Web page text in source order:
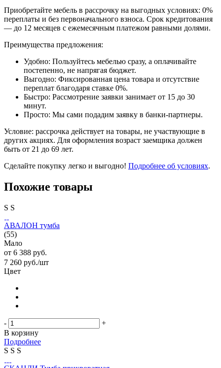
Приобретайте мебель в рассрочку на выгодных условиях: 0%
переплаты и без первоначального взноса. Срок кредитования
— до 12 месяцев с ежемесячным платежом равными долями.
Преимущества предложения:
Удобно: Пользуйтесь мебелью сразу, а оплачивайте
постепенно, не напрягая бюджет.
Выгодно: Фиксированная цена товара и отсутствие
переплат благодаря ставке 0%.
Быстро: Рассмотрение заявки занимает от 15 до 30
минут.
Просто: Мы сами подадим заявку в банки-партнеры.
Условие: рассрочка действует на товары, не участвующие в
других акциях. Для оформления возраст заемщика должен
быть от 21 до 69 лет.
Сделайте покупку легко и выгодно! Подробнее об условиях.
Похожие товары
S S
АВАЛОН тумба
(55)
Мало
от 6 388 руб.
7 260 руб./шт
Цвет
-
+
В корзину
Подробнее
S S S